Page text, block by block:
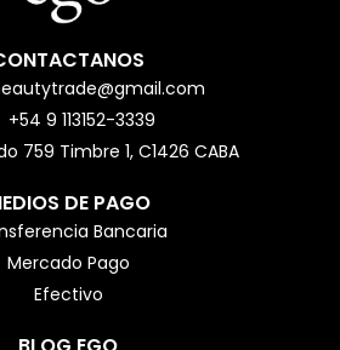
+54 9 113152-3339
759 Timbre 1, C1426 CABA
DE PAGO
Bancaria
Mercado Pago
Efectivo